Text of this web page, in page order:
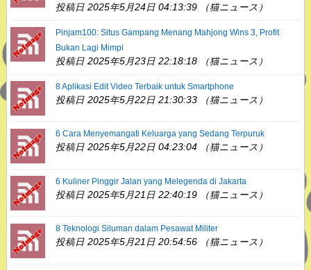
投稿日 2025年5月24日 04:13:39 （猫ニュース）
Pinjam100: Situs Gampang Menang Mahjong Wins 3, Profit
Bukan Lagi Mimpi
投稿日 2025年5月23日 22:18:18 （猫ニュース）
8 Aplikasi Edit Video Terbaik untuk Smartphone
投稿日 2025年5月22日 21:30:33 （猫ニュース）
6 Cara Menyemangati Keluarga yang Sedang Terpuruk
投稿日 2025年5月22日 04:23:04 （猫ニュース）
6 Kuliner Pinggir Jalan yang Melegenda di Jakarta
投稿日 2025年5月21日 22:40:19 （猫ニュース）
8 Teknologi Siluman dalam Pesawat Militer
投稿日 2025年5月21日 20:54:56 （猫ニュース）